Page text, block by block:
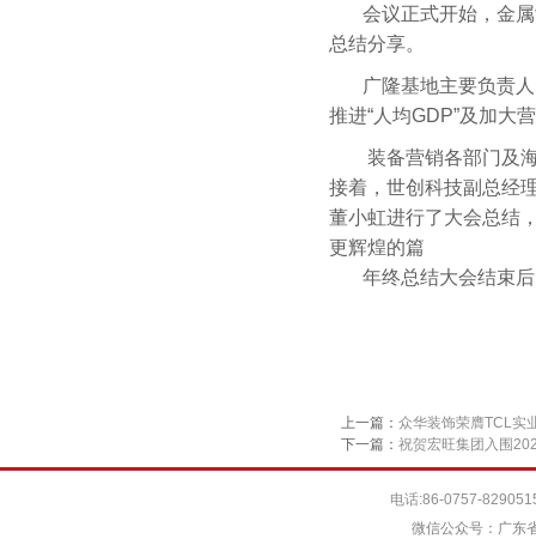
会议正式开始，金
总结分享。
广隆基地主要负责
推进“人均GDP”及加大
装备营销各部门及
接着，世创科技副总经
董小虹进行了大会总结
更辉煌的篇
年终总结大会结束
上一篇： 众华装饰荣膺TCL实
下一篇： 祝贺宏旺集团入围
电话:86-0757-
微信公众号：广东